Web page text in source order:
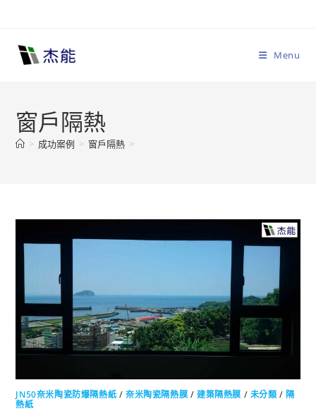
content
Menu
窗戶隔熱
> 成功案例 > 窗戶隔熱 >
JN50奈米陶瓷防爆隔熱紙/奈米陶瓷隔熱膜 /建築隔熱膜 / 未分類 / 隔
熱紙